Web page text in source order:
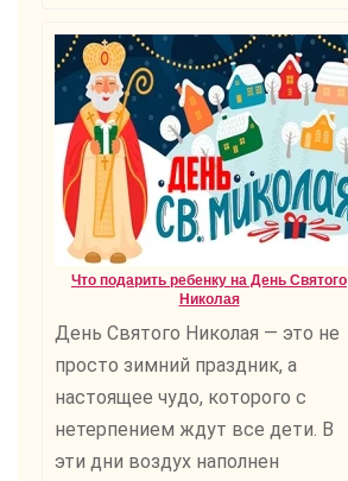
Что подарить ребенку на День Святого
Николая
День Святого Николая — это не
просто зимний праздник, а
настоящее чудо, которого с
нетерпением ждут все дети. В
эти дни воздух наполнен